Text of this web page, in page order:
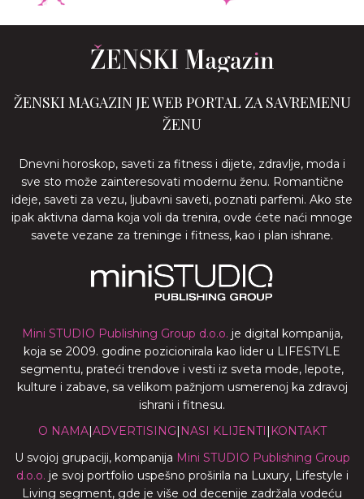
ŽENSKI MAGAZIN JE WEB PORTAL ZA SAVREMENU
ŽENU
Dnevni horoskop, saveti za fitness i dijete, zdravlje, moda i
sve sto može zainteresovati modernu ženu. Romantične
ideje, saveti za vezu, ljubavni saveti, poznati parfemi. Ako ste
ipak aktivna dama koja voli da trenira, ovde ćete naći mnoge
savete vezane za treninge i fitness, kao i plan ishrane.
Mini STUDIO Publishing Group d.o.o. je digital kompanija,
koja se 2009. godine pozicionirala kao lider u LIFESTYLE
segmentu, prateći trendove i vesti iz sveta mode, lepote,
kulture i zabave, sa velikom pažnjom usmerenoj ka zdravoj
ishrani i fitnesu.
O NAMA|ADVERTISING| NASI KLIJENTI | KONTAKT
U svojoj grupaciji, kompanija Mini STUDIO Publishing Group
d.o.o. je svoj portfolio uspešno proširila na Luxury, Lifestyle i
Living segment, gde je više od decenije zadržala vodeću